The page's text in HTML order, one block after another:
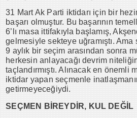
31 Mart Ak Parti iktidarı için bir
başarı olmuştur. Bu başarının
6’lı masa ittifakıyla başlamış,
gelmesiyle sekteye uğramıştı.
9 aylık bir seçim arasından sonra
herkesin anlayacağı devrim
taçlandırmıştı. Alınacak en önemli
iktidar yapan seçmenle
getirmeyeceğiydi.
SEÇMEN BİREYDİR, KUL DEĞİL